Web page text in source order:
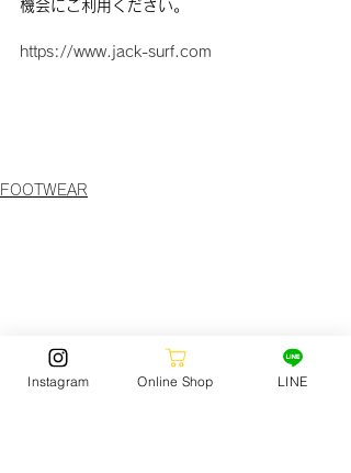
機会にご利用ください。
https://www.jack-surf.com
FOOTWEAR
Instagram Online Shop LINE